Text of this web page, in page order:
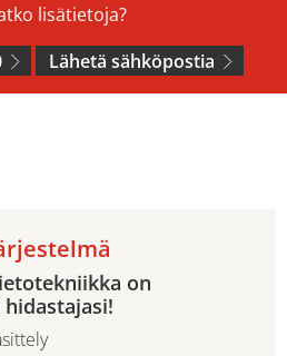
lisätietoja?
Lähetä sähköpostia
on